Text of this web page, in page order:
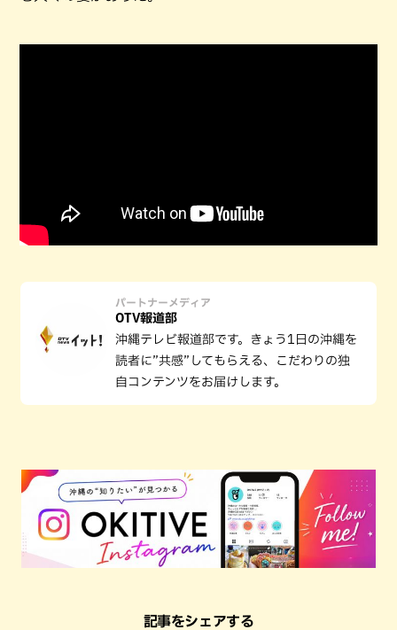
パートナーメディア
OTV報道部
沖縄テレビ報道部です。きょう1日の沖縄を
読者に”共感”してもらえる、こだわりの独
自コンテンツをお届けします。
記事をシェアする